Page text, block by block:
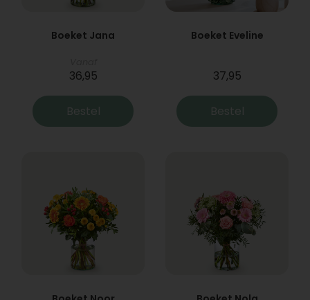
Boeket Jana
36,95
Bestel
Boeket Eveline
37,95
Bestel